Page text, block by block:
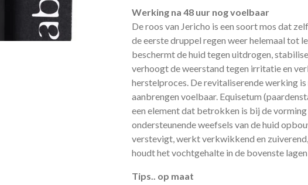
Werking na 48 uur nog voelbaar
De roos van Jericho is een soort mos dat
de eerste druppel regen weer helemaal tot
beschermt de huid tegen uitdrogen,
verhoogt de weerstand tegen irritatie en
herstelproces. De revitaliserende werking is
aanbrengen voelbaar. Equisetum
een element dat betrokken is bij de
ondersteunende weefsels van de huid
verstevigt, werkt verkwikkend en
houdt het vochtgehalte in de bovenste lagen
Tips.. op maat